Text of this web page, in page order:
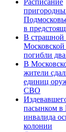
Расписание
в
В страшной
Московской
погибли
В
жители
единиц
СВО
пасынком в
инвалида
колонии